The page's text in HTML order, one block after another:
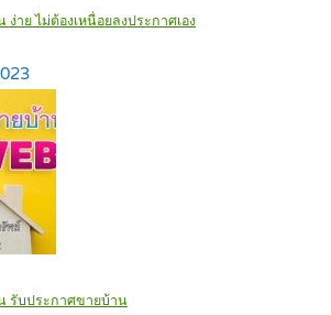
ง่าย ไม่ต้องเหนื่อยลงประกาศเอง‎
รับประกาศขายบ้าน